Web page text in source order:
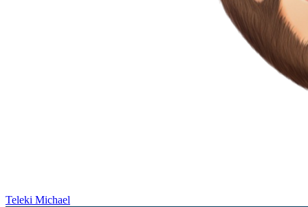
Teleki Michael